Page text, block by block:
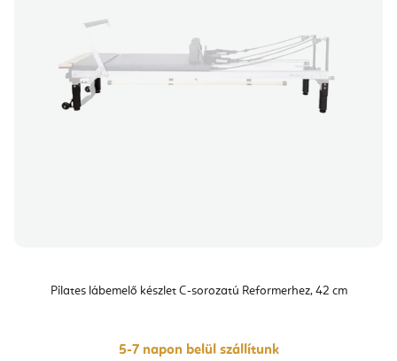
Pilates lábemelő készlet C-sorozatú Reformerhez, 42 cm
5-7 napon belül szállítunk